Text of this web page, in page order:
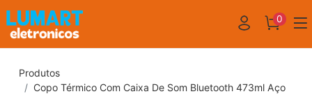
0
Produtos
Copo Térmico Com Caixa De Som Bluetooth 473ml Aço